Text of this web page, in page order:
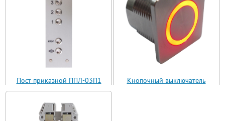
Пост приказной ППЛ-03П1
(ППЛ11-03)
Кнопочный выключатель